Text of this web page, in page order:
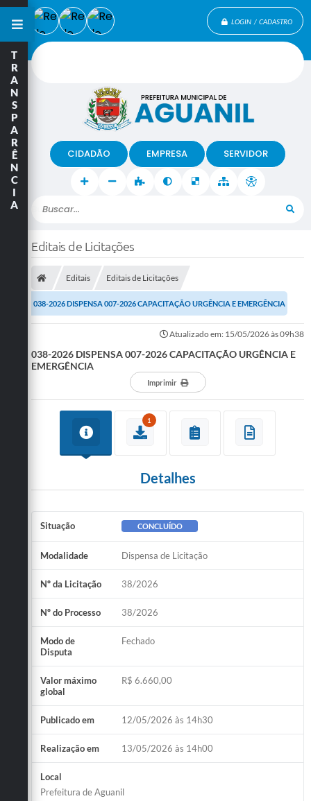
LOGIN / CADASTRO
Buscar...
CIDADÃO EMPRESA SERVIDOR
T
R
A
N
S
P
A
R
Ê
N
C
I
A
Editais de Licitações
Editais Editais de Licitações
038-2026 DISPENSA 007-2026 CAPACITAÇÃO URGÊNCIA E EMERGÊNCIA
Atualizado em: 15/05/2026 às 09h38
038-2026 DISPENSA 007-2026 CAPACITAÇÃO URGÊNCIA E
EMERGÊNCIA
Imprimir
1
Detalhes
Situação CONCLUÍDO
Modalidade Dispensa de Licitação
Nº da Licitação 38/2026
Nº do Processo 38/2026
Modo de
Disputa
Fechado
Valor máximo
global
R$ 6.660,00
Publicado em 12/05/2026 às 14h30
Realização em 13/05/2026 às 14h00
Local
Prefeitura de Aguanil